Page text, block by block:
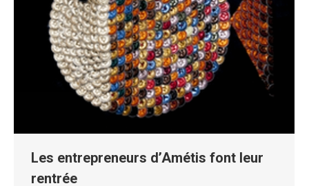
Les entrepreneurs d’Amétis font leur
rentrée